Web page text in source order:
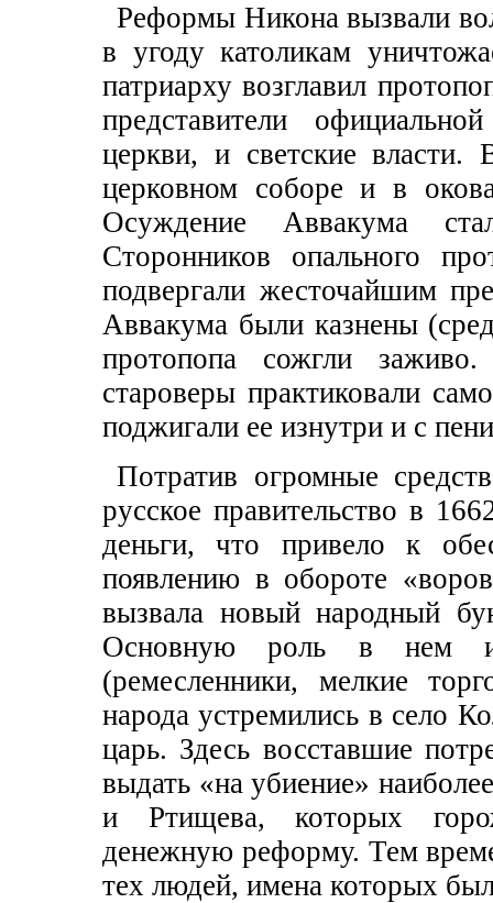
Реформы Никона вызвали
в угоду католикам
патриарху возглавил
представители
церкви, и светские
церковном соборе и в
Осуждение Аввакума
Сторонников опального
подвергали жесточайшим
Аввакума были казнены
протопопа сожгли
староверы практиковали
поджигали ее изнутри и с
Потратив огромные
русское правительство в
деньги, что привело к
появлению в обороте
вызвала новый народный
Основную роль в нем
(ремесленники, мелкие
народа устремились в село
царь. Здесь восставшие
выдать «на убиение»
и Ртищева, которых
денежную реформу. Тем
тех людей, имена которых